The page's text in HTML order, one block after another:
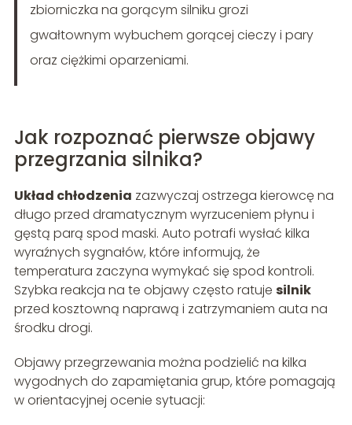
zbiorniczka na gorącym silniku grozi
gwałtownym wybuchem gorącej cieczy i pary
oraz ciężkimi oparzeniami.
Jak rozpoznać pierwsze objawy
przegrzania silnika?
Układ chłodzenia zazwyczaj ostrzega kierowcę na
długo przed dramatycznym wyrzuceniem płynu i
gęstą parą spod maski. Auto potrafi wysłać kilka
wyraźnych sygnałów, które informują, że
temperatura zaczyna wymykać się spod kontroli.
Szybka reakcja na te objawy często ratuje silnik
przed kosztowną naprawą i zatrzymaniem auta na
środku drogi.
Objawy przegrzewania można podzielić na kilka
wygodnych do zapamiętania grup, które pomagają
w orientacyjnej ocenie sytuacji: